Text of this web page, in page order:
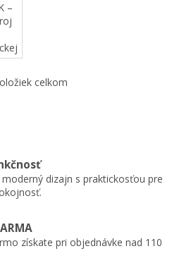
–
O
c
i
e
r
v
k
celkom
dizajn s praktickosťou pre
získate pri objednávke nad 110